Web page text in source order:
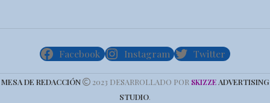
Facebook Instagram Twitter
MESA DE REDACCIÓN 2023 DESARROLLADO POR SKIZZEADVERTISING
STUDIO.